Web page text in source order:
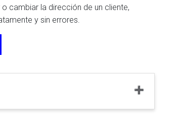
cambiar la dirección de un cliente,
y sin errores.